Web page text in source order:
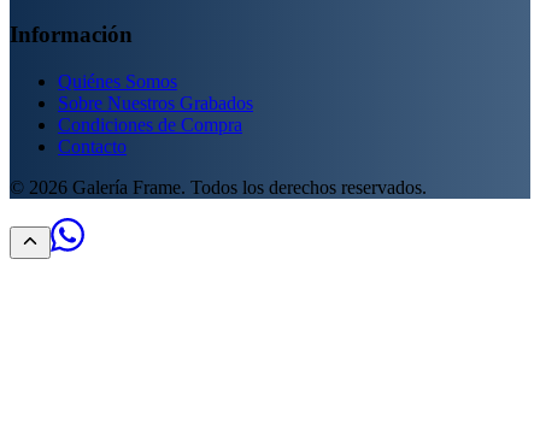
Información
Quiénes Somos
Sobre Nuestros Grabados
Condiciones de Compra
Contacto
© 2026 Galería Frame. Todos los derechos reservados.